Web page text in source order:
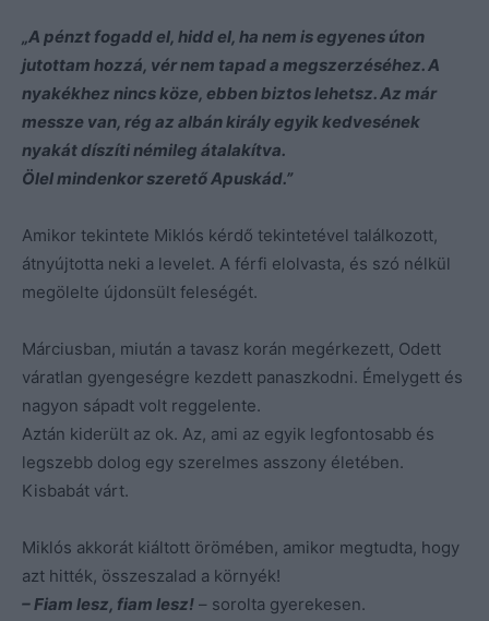
„A pénzt fogadd el, hidd el, ha nem is egyenes úton
jutottam hozzá, vér nem tapad a megszerzéséhez. A
nyakékhez nincs köze, ebben biztos lehetsz. Az már
messze van, rég az albán király egyik kedvesének
nyakát díszíti némileg átalakítva.
Ölel mindenkor szerető Apuskád.”
Amikor tekintete Miklós kérdő tekintetével találkozott,
átnyújtotta neki a levelet. A férfi elolvasta, és szó nélkül
megölelte újdonsült feleségét.
Márciusban, miután a tavasz korán megérkezett, Odett
váratlan gyengeségre kezdett panaszkodni. Émelygett és
nagyon sápadt volt reggelente.
Aztán kiderült az ok. Az, ami az egyik legfontosabb és
legszebb dolog egy szerelmes asszony életében.
Kisbabát várt.
Miklós akkorát kiáltott örömében, amikor megtudta, hogy
azt hitték, összeszalad a környék!
– Fiam lesz, fiam lesz! – sorolta gyerekesen.